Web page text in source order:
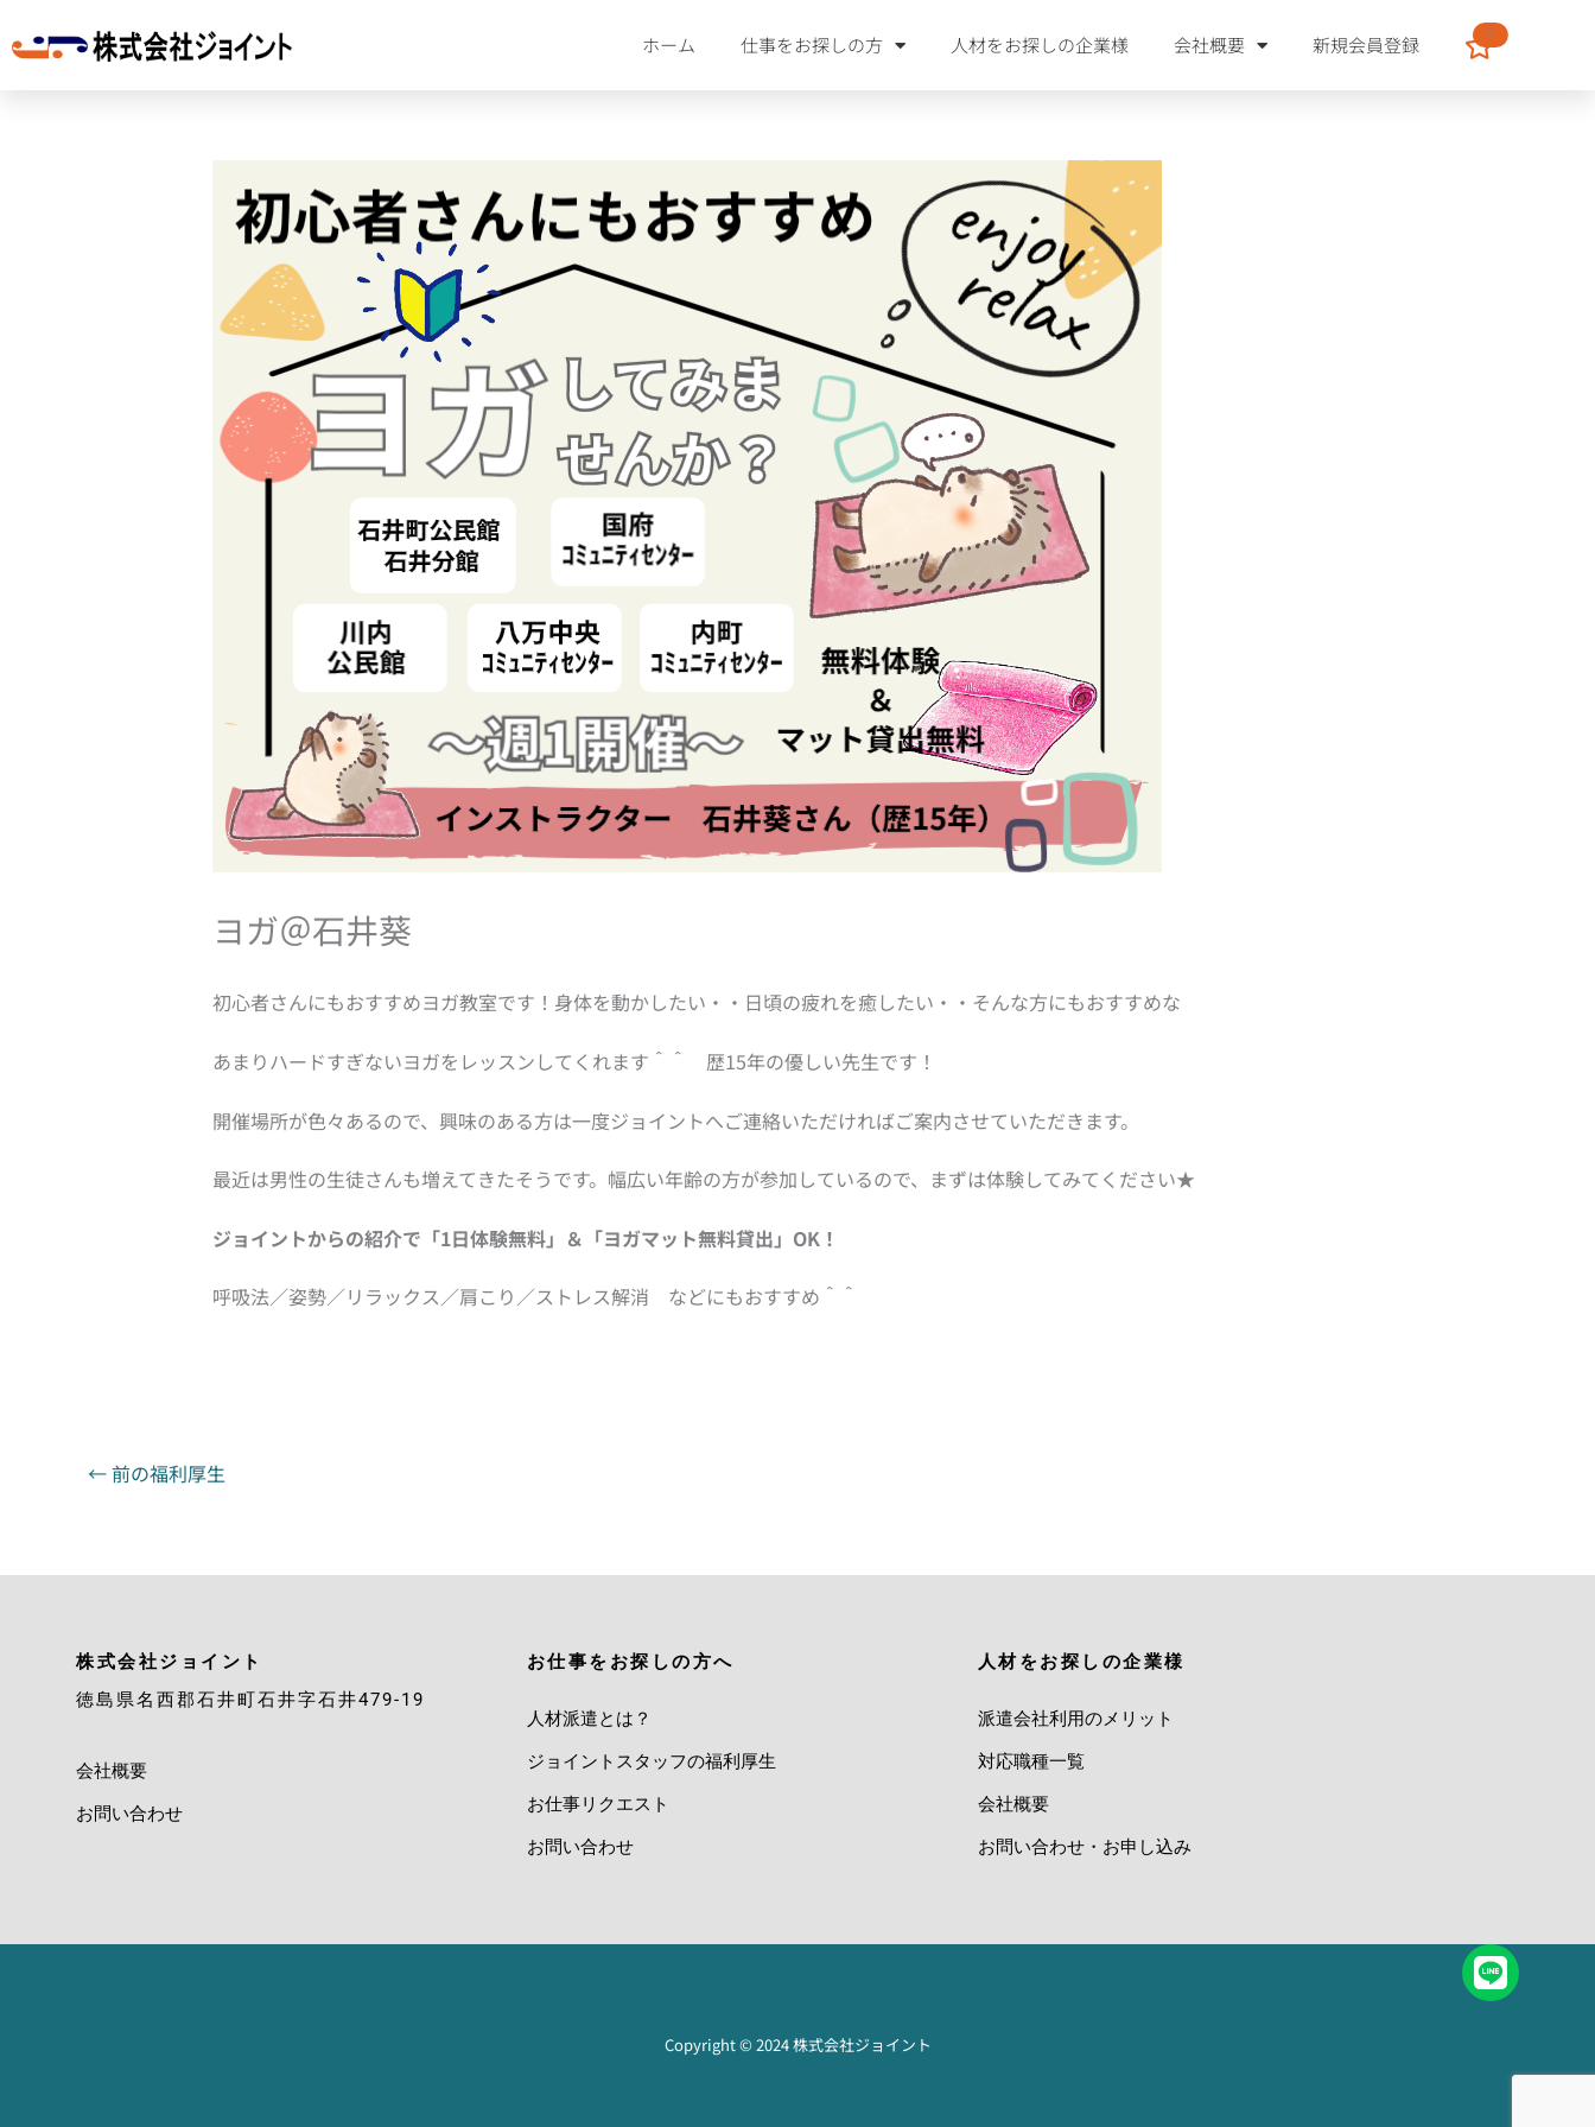
容
ホーム 仕事をお探しの方 人材をお探しの企業様 会社概要 新規会員登録
0
ヨガ＠石井葵
初心者さんにもおすすめヨガ教室です！身体を動かしたい・・日頃の疲れを癒したい・・そんな方にもおすすめな
あまりハードすぎないヨガをレッスンしてくれます＾＾ 歴15年の優しい先生です！
開催場所が色々あるので、興味のある方は一度ジョイントへご連絡いただければご案内させていただきます。
最近は男性の生徒さんも増えてきたそうです。幅広い年齢の方が参加しているので、まずは体験してみてください★
ジョイントからの紹介で「1日体験無料」＆「ヨガマット無料貸出」OK！
呼吸法／姿勢／リラックス／肩こり／ストレス解消 などにもおすすめ＾＾
←前の福利厚生
株式会社ジョイント
徳島県名西郡石井町石井字石井479-19
会社概要
お問い合わせ
お仕事をお探しの方へ
人材派遣とは？
ジョイントスタッフの福利厚生
お仕事リクエスト
お問い合わせ
人材をお探しの企業様
派遣会社利用のメリット
対応職種一覧
会社概要
お問い合わせ・お申し込み
Copyright © 2024 株式会社ジョイント